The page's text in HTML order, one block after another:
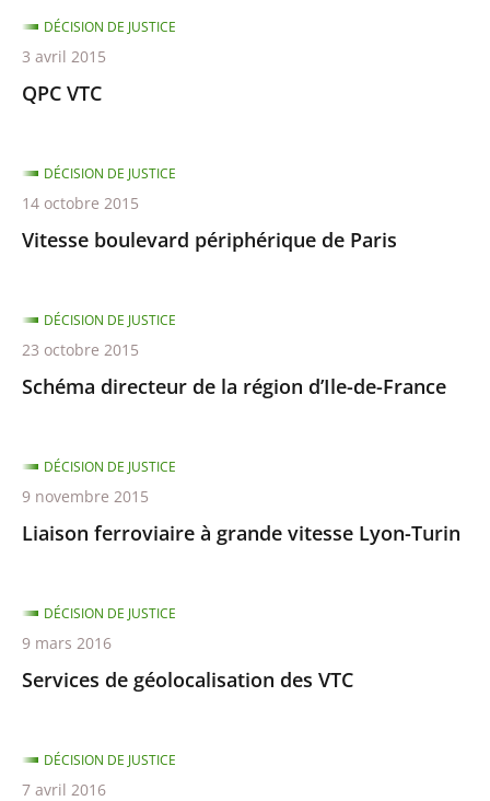
QPC VTC
DÉCISION DE JUSTICE
3 avril 2015
Vitesse boulevard périphérique de Paris
DÉCISION DE JUSTICE
14 octobre 2015
Schéma directeur de la région d’Ile-de-France
DÉCISION DE JUSTICE
23 octobre 2015
Liaison ferroviaire à grande vitesse Lyon-Turin
DÉCISION DE JUSTICE
9 novembre 2015
Services de géolocalisation des VTC
DÉCISION DE JUSTICE
9 mars 2016
DÉCISION DE JUSTICE
7 avril 2016